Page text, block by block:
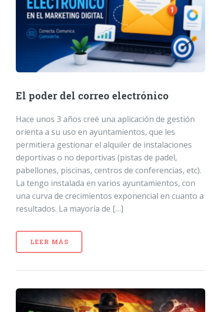
El poder del correo electrónico
Hace unos 3 años creé una aplicación de gestión
orienta a su uso en ayuntamientos, que les
permitiera gestionar el alquiler de instalaciones
deportivas o no deportivas (pistas de padel,
pabellones, piscinas, centros de conferencias, etc).
La tengo instalada en varios ayuntamientos, con
una curva de crecimientos exponencial en cuanto a
resultados. La mayoría de […]
LEER MÁS